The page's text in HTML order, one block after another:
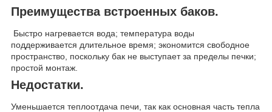
Преимущества встроенных баков.
Быстро нагревается вода; температура воды
поддерживается длительное время; экономится свободное
пространство, поскольку бак не выступает за пределы печки;
простой монтаж.
Недостатки.
Уменьшается теплоотдача печи, так как основная часть тепла